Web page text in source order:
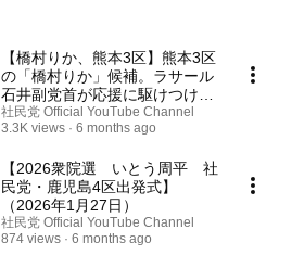
【橋村りか、熊本3区】熊本3区
の「橋村りか」候補。ラサール
石井副党首が応援に駆けつけま
した。「いのちを大切にする政
治へ！」を掲げる橋村候補で
さい。
社民党 Official YouTube Channel
3.3K views
6 months ago
【2026衆院選 いとう周平 社
民党・鹿児島4区出発式】
（2026年1月27日）
社民党 Official YouTube Channel
874 views
6 months ago